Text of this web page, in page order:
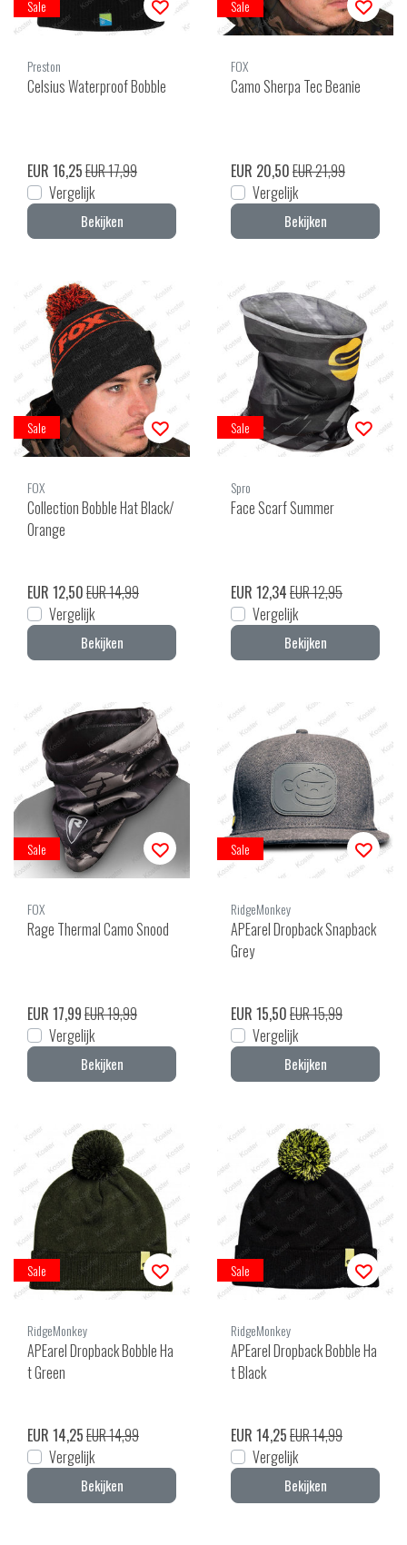
Sale
Preston
Celsius Waterproof Bobble
EUR 16,25EUR 17,99
Vergelijk
Bekijken
Sale
FOX
Camo Sherpa Tec Beanie
EUR 20,50EUR 21,99
Vergelijk
Bekijken
Sale
FOX
Collection Bobble Hat Black/
Orange
EUR 12,50EUR 14,99
Vergelijk
Bekijken
Sale
Spro
Face Scarf Summer
EUR 12,34EUR 12,95
Vergelijk
Bekijken
Sale
FOX
Rage Thermal Camo Snood
EUR 17,99EUR 19,99
Vergelijk
Bekijken
Sale
RidgeMonkey
APEarel Dropback Snapback
Grey
EUR 15,50EUR 15,99
Vergelijk
Bekijken
Sale
RidgeMonkey
APEarel Dropback Bobble Ha
t Green
EUR 14,25EUR 14,99
Vergelijk
Bekijken
Sale
RidgeMonkey
APEarel Dropback Bobble Ha
t Black
EUR 14,25EUR 14,99
Vergelijk
Bekijken